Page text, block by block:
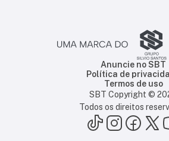
Anuncie no SBT
Política de
Termos de uso
SBT Copyright ©
Todos os direitos